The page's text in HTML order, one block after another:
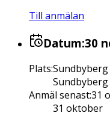
Till anmälan
Datum:30
Plats:Sundbyberg
Sundbyberg
Anmäl senast:31
31 oktober